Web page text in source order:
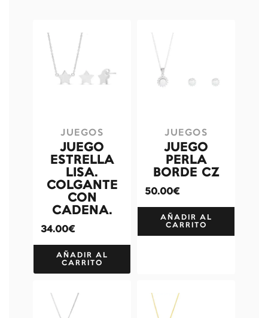
JUEGOS
JUEGO
ESTRELLA
LISA.
COLGANTE
CON
CADENA.
34.00€
AÑADIR AL
CARRITO
JUEGOS
JUEGO
PERLA
BORDE CZ
50.00€
AÑADIR AL
CARRITO